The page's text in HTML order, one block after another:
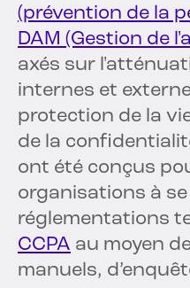
(prévention de la
DAM (Gestion de
axés sur
internes et
protection de la
de la
ont été conçus
organisations à
réglementations
CCPA au moyen
manuels,